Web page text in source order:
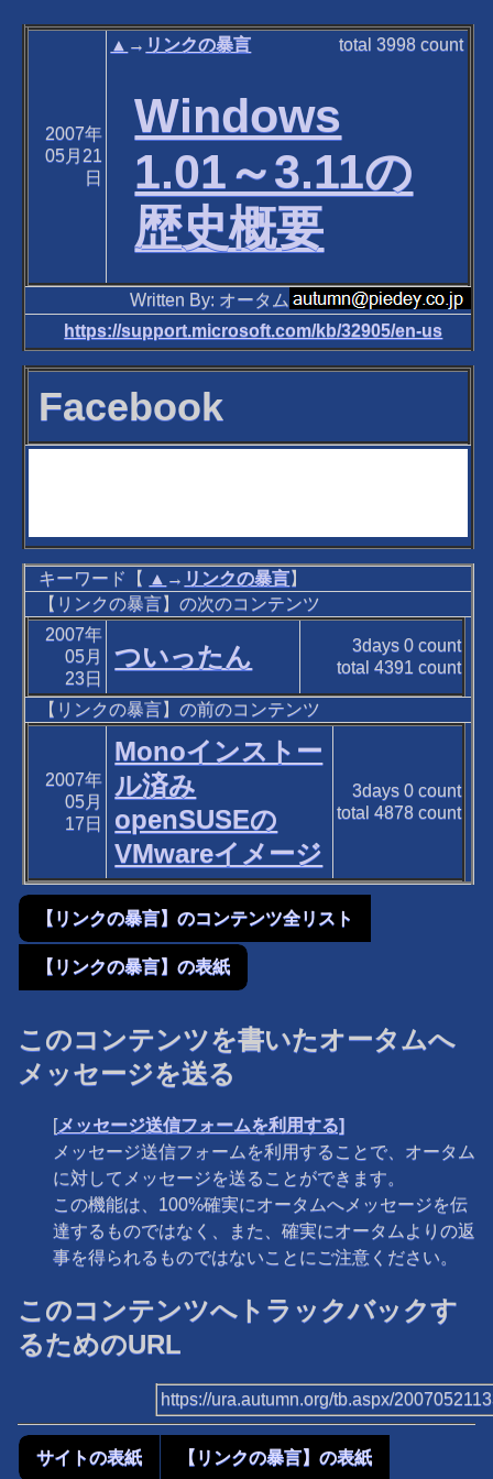
2007年
05月21
日
▲ → リンクの暴言 total3998 count
Windows
1.01～3.11の
歴史概要
Written By: オータム
https://support.microsoft.com/kb/32905/en-us
Facebook
キーワード【 ▲ → リンクの暴言】
【リンクの暴言】の次のコンテンツ
2007年
05月
23日
ついったん 3days 0count
total 4391 count
【リンクの暴言】の前のコンテンツ
2007年
05月
17日
Monoインストー
ル済み
openSUSEの
VMwareイメージ
3days 0count
total 4878count
【リンクの暴言】のコンテンツ全リスト
【リンクの暴言】の表紙
このコンテンツを書いたオータムへ
メッセージを送る
[メッセージ送信フォームを利用する]
メッセージ送信フォームを利用することで、オータム
に対してメッセージを送ることができます。
この機能は、100%確実にオータムへメッセージを伝
達するものではなく、また、確実にオータムよりの返
事を得られるものではないことにご注意ください。
このコンテンツへトラックバックす
るためのURL
https://ura.autumn.org/tb.aspx/
サイトの表紙 【リンクの暴言】の表紙